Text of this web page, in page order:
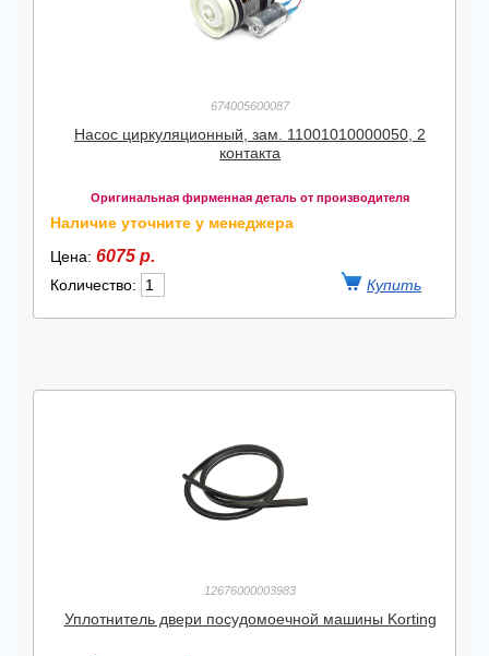
674005600087
Насос циркуляционный, зам. 11001010000050, 2
контакта
Оригинальная фирменная деталь от производителя
Наличие уточните у менеджера
Цена: 6075 р.
Количество:
12676000003983
Уплотнитель двери посудомоечной машины Korting